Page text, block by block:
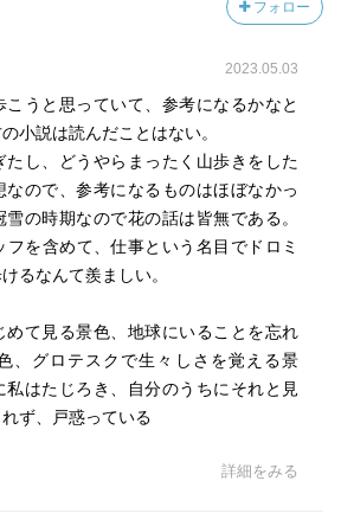
見たかったな〜。
フォロー
2023.05.03
こうと思っていて、参考になるかなと
小説は読んだことはない。
たし、どうやらまったく山歩きをした
なので、参考になるものはほぼなかっ
の時期なので花の話は皆無である。
フを含めて、仕事という名目でドロミ
るなんて羨ましい。
めて見る景色、地球にいることを忘れ
、グロテスクで生々しさを覚える景
私はたじろき、自分のうちにそれと見
ず、戸惑っている
詳細をみる